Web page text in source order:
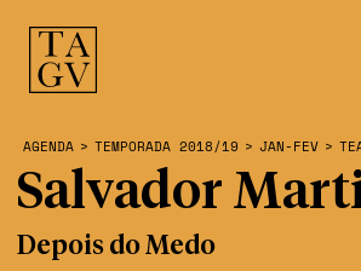
AGENDA > TEMPORADA 2018/19 > JAN-FEV >
Salvador
Depois do Medo